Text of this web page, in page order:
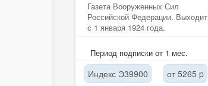
Газета Вооруженных Сил
Российской Федерации. Выходит
с 1 января 1924 года.
Период подписки от 1 мес.
Индекс Э39900 от 5265 p